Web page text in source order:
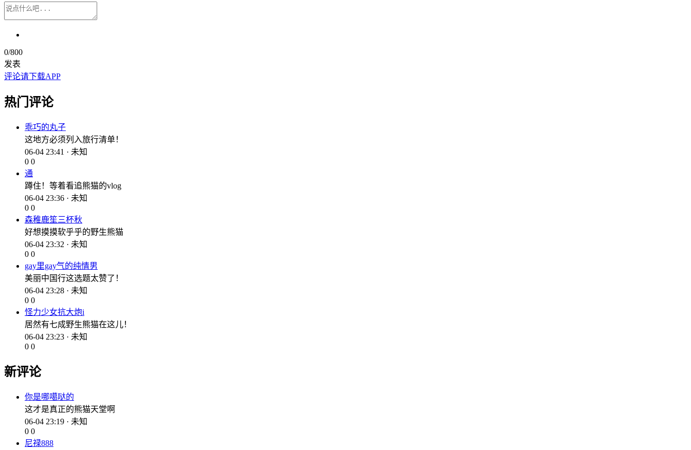
0/800
发表
评论请下载APP
热门评论
乖巧的丸子
这地方必须列入旅行清单！
06-04 23:41 · 未知
0 0
通
蹲住！等着看追熊猫的vlog
06-04 23:36 · 未知
0 0
森稚鹿笙三杯秋
好想摸摸软乎乎的野生熊猫
06-04 23:32 · 未知
0 0
gay里gay气的纯情男
美丽中国行这选题太赞了！
06-04 23:28 · 未知
0 0
怪力少女抗大炮i
居然有七成野生熊猫在这儿！
06-04 23:23 · 未知
0 0
新评论
你是哪噶哒的
这才是真正的熊猫天堂啊
06-04 23:19 · 未知
0 0
尼禄888